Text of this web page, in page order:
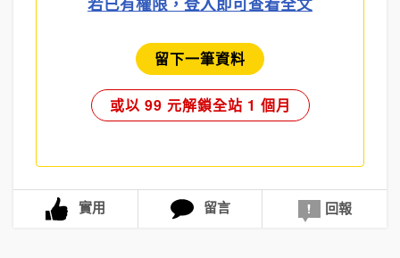
留下一筆資料
或以 99 元解鎖全站 1 個月
實用 留言 回報